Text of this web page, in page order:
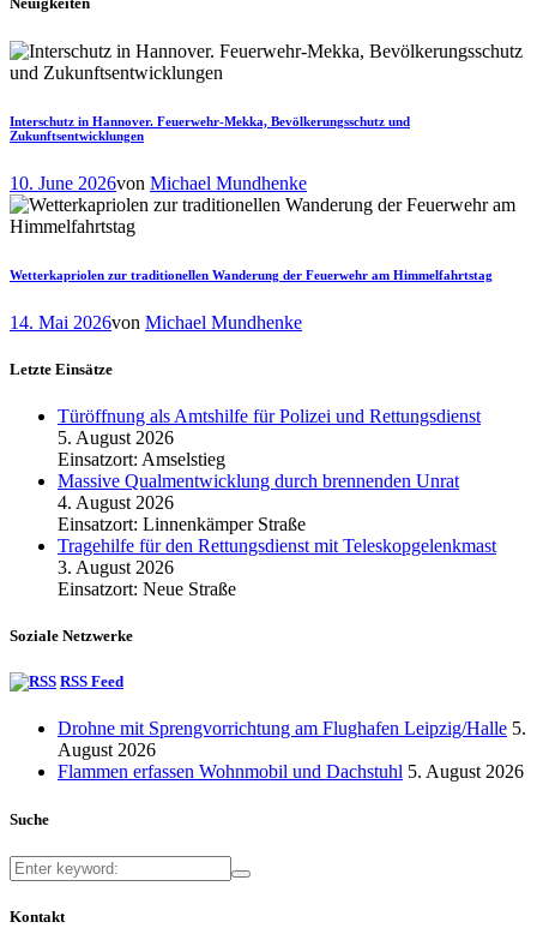
Interschutz in Hannover. Feuerwehr-Mekka, Bevölkerungsschutz und
Zukunftsentwicklungen
10. June 2026von Michael Mundhenke
Wetterkapriolen zur traditionellen Wanderung der Feuerwehr am Himmelfahrtstag
14. Mai 2026von Michael Mundhenke
Letzte Einsätze
Türöffnung als Amtshilfe für Polizei und Rettungsdienst
5. August 2026
Einsatzort: Amselstieg
Massive Qualmentwicklung durch brennenden Unrat
4. August 2026
Einsatzort: Linnenkämper Straße
Tragehilfe für den Rettungsdienst mit Teleskopgelenkmast
3. August 2026
Einsatzort: Neue Straße
Soziale Netzwerke
RSS Feed
Drohne mit Sprengvorrichtung am Flughafen Leipzig/Halle 5.
August 2026
Flammen erfassen Wohnmobil und Dachstuhl 5. August 2026
Suche
Kontakt